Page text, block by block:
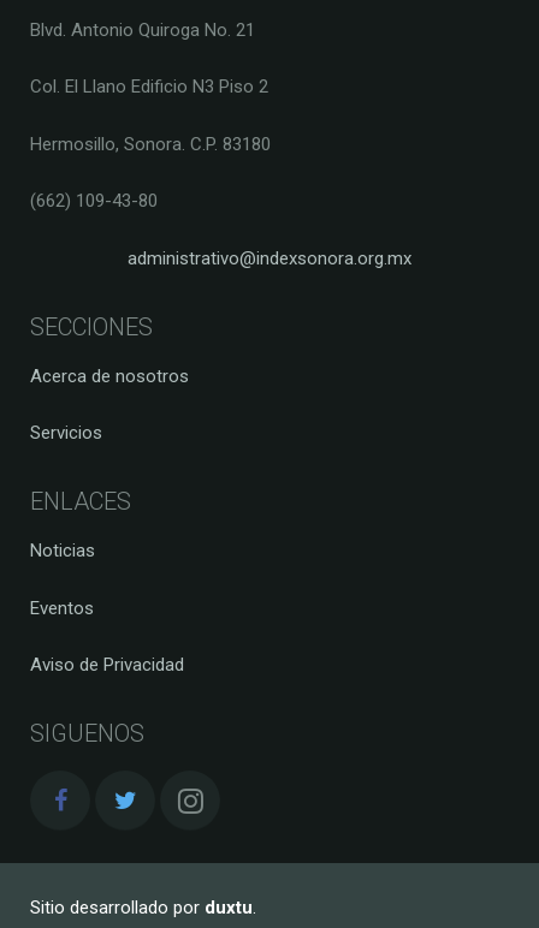
Blvd. Antonio Quiroga No. 21
Col. El Llano Edificio N3 Piso 2
Hermosillo, Sonora. C.P. 83180
(662) 109-43-80
administrativo@indexsonora.org.mx
SECCIONES
Acerca de nosotros
Servicios
ENLACES
Noticias
Eventos
Aviso de Privacidad
SIGUENOS
Sitio desarrollado por duxtu.